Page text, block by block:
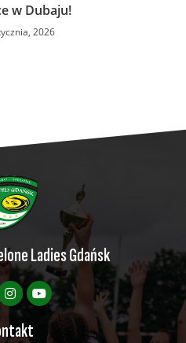
w Dubaju!
2026
Ladies Gdańsk